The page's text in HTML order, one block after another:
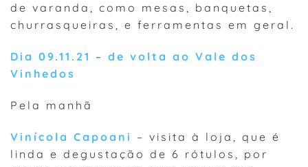
de varanda, como mesas, banquetas,
churrasqueiras, e ferramentas em geral.
Dia 09.11.21 – de volta ao Vale dos
Vinhedos
Pela manhã
Vinícola Capoani – visita à loja, que é
linda e degustação de 6 rótulos, por